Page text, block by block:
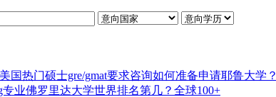
美国热门硕士gre/gmat要求咨询如何准备申请耶鲁大学？
专业佛罗里达大学世界排名第几？全球100+